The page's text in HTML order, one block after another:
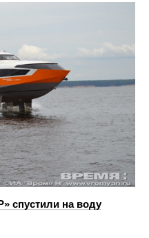
спустили на воду